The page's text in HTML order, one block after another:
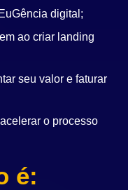
digital;
ao criar landing
seu valor e faturar
o processo
é: